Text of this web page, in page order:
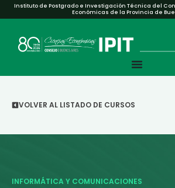
Instituto de Postgrado e Investigación Técnica del
Económicas de la Provincia de
VOLVER AL LISTADO DE CURSOS
INFORMÁTICA Y COMUNICACIONES